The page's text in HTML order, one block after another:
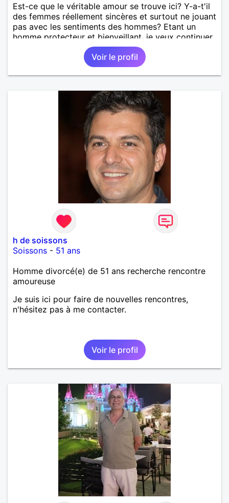
Est-ce que le véritable amour se trouve ici? Y-a-t'il
des femmes réellement sincères et surtout ne jouant
pas avec les sentiments des hommes? Etant un
homme protecteur et bienveillant, je veux continuer
d'y croire et pouvoir enfin former la petite famille
que je désir temps. Faux profil, profiteuse et autres
joyeuseté passer votre chemin, vous ne
m'intéressez pas du tout!
Voir le profil
h de soissons
Soissons - 51 ans
Homme divorcé(e) de 51 ans recherche rencontre
amoureuse
Je suis ici pour faire de nouvelles rencontres,
n'hésitez pas à me contacter.
Voir le profil